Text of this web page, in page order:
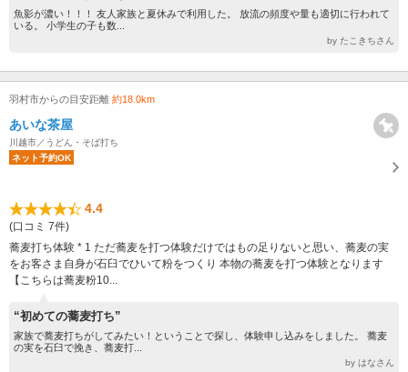
魚影が濃い！！！ 友人家族と夏休みで利用した。 放流の頻度や量も適切に行われて
いる。 小学生の子も数...
by たこきちさん
羽村市からの目安距離 約18.0km
あいな茶屋
川越市／うどん・そば打ち
ネット予約OK
4.4
(口コミ 7件)
蕎麦打ち体験 * 1 ただ蕎麦を打つ体験だけではもの足りないと思い、蕎麦の実
をお客さま自身が石臼でひいて粉をつくり 本物の蕎麦を打つ体験となります
【こちらは蕎麦粉10...
“初めての蕎麦打ち”
家族で蕎麦打ちがしてみたい！ということで探し、体験申し込みをしました。 蕎麦
の実を石臼で挽き、蕎麦打...
by はなさん